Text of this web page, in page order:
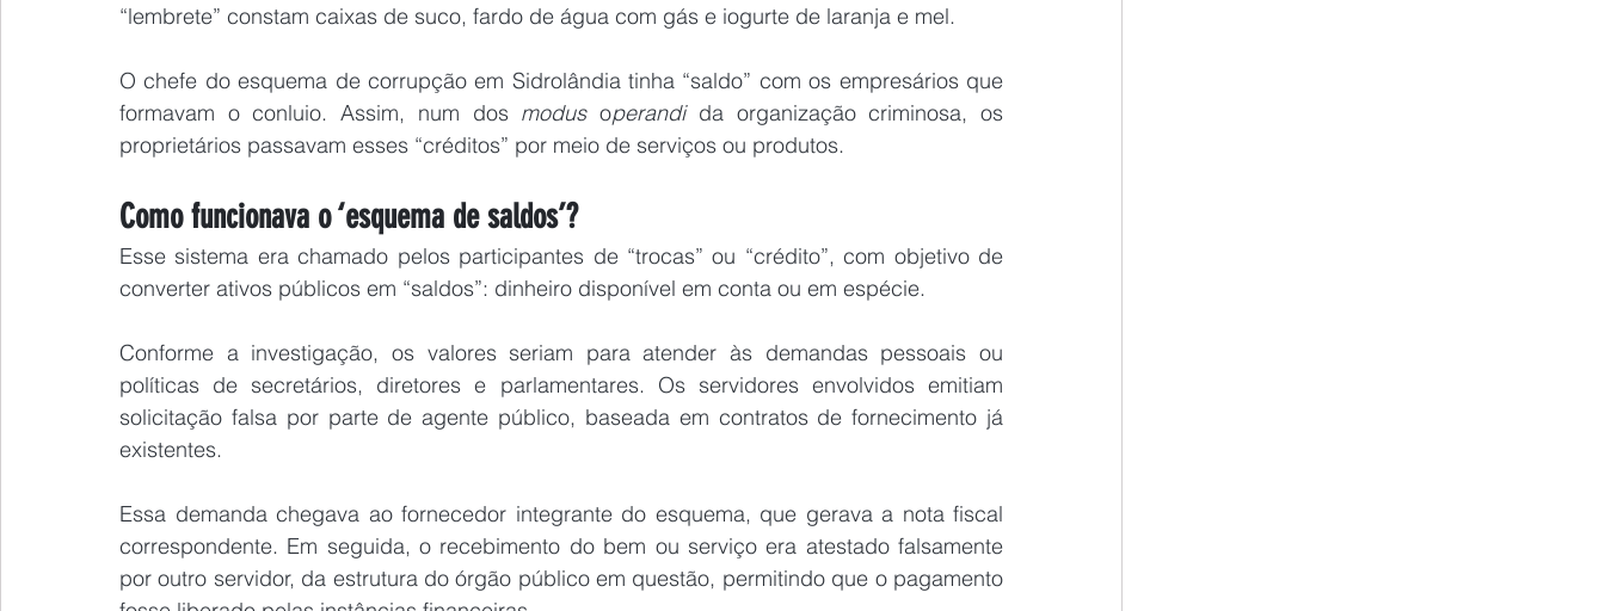
“lembrete” constam caixas de suco, fardo de água com gás e iogurte de laranja e mel.
O chefe do esquema de corrupção em Sidrolândia tinha “saldo” com os empresários que
formavam o conluio. Assim, num dos modus operandi da organização criminosa, os
proprietários passavam esses “créditos” por meio de serviços ou produtos.
Como funcionava o ‘esquema de saldos’?
Esse sistema era chamado pelos participantes de “trocas” ou “crédito”, com objetivo de
converter ativos públicos em “saldos”: dinheiro disponível em conta ou em espécie.
Conforme a investigação, os valores seriam para atender às demandas pessoais ou
políticas de secretários, diretores e parlamentares. Os servidores envolvidos emitiam
solicitação falsa por parte de agente público, baseada em contratos de fornecimento já
existentes.
Essa demanda chegava ao fornecedor integrante do esquema, que gerava a nota fiscal
correspondente. Em seguida, o recebimento do bem ou serviço era atestado falsamente
por outro servidor, da estrutura do órgão público em questão, permitindo que o pagamento